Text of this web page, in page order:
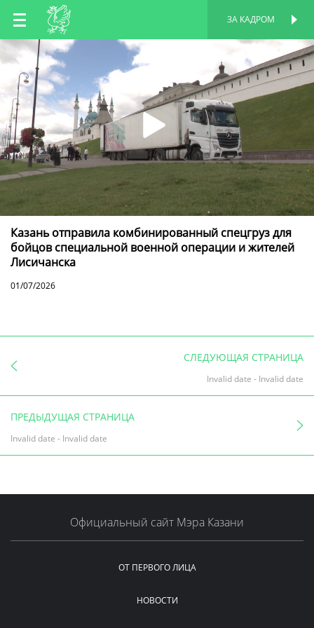
RU
TT
ЗА КАДРОМ
Казань отправила комбинированный спецгруз для
бойцов специальной военной операции и жителей
Лисичанска
01/07/2026
СЛЕДУЮЩАЯ СТРАНИЦА
Invalid date - Invalid date
ПРЕДЫДУЩАЯ СТРАНИЦА
Invalid date - Invalid date
Официальный сайт Мэра Казани
ОТ ПЕРВОГО ЛИЦА
НОВОСТИ
ПЕРСОНАЛЬНАЯ
СТРАНИЦА